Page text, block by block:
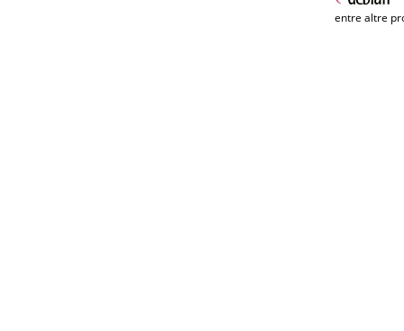
entre altre